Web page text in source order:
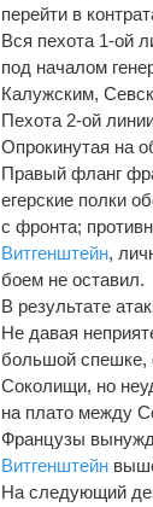
перейти в
Вся пехота 1-ой
под началом
Калужским,
Пехота 2-ой
Опрокинутая на
Правый фланг
егерские полки
с фронта;
Витгенштейн,
боем не оставил.
В результате
Не давая
большой спешке,
Соколищи, но
на плато между
Французы
Витгенштейн
На следующий